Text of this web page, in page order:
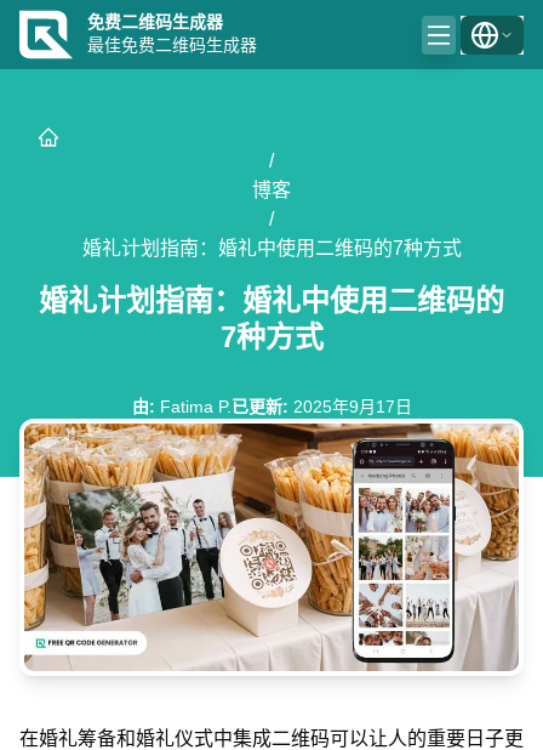
免费二维码生成器
最佳免费二维码生成器
/
博客
/
婚礼计划指南：婚礼中使用二维码的7种方式
婚礼计划指南：婚礼中使用二维码的
7种方式
由: Fatima P.已更新: 2025年9月17日
在婚礼筹备和婚礼仪式中集成二维码可以让人的重要日子更